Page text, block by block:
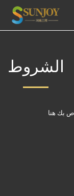
الشروط
بك هنا